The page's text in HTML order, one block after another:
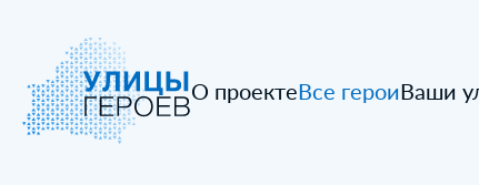
О проектеВсе героиВаши